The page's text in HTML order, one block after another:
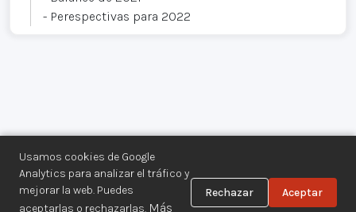
Usamos cookies de Google
Analytics para analizar el tráfico y
mejorar la web. Puedes
aceptarlas o rechazarlas. Más
Rechazar Aceptar
- Perespectivas para 2022
Centro de Documentación de los